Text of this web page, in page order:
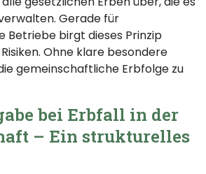
Gerade für
Betriebe birgt dieses Prinzip
Ohne klare besondere
gemeinschaftliche Erbfolge zu
bei Erbfall in der
– Ein strukturelles